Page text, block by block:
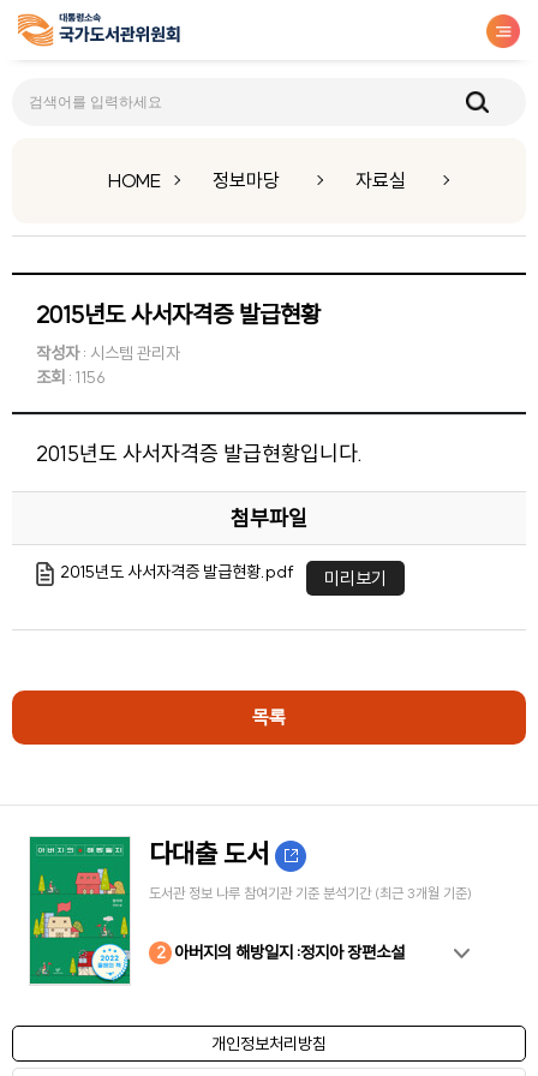
HOME 정보마당 자료실
2015년도 사서자격증 발급현황
작성자: 시스템 관리자
조회 : 1156
2015년도 사서자격증 발급현황입니다.
첨부파일
2015년도 사서자격증 발급현황.pdf 미리보기
목록
다대출 도서
도서관 정보 나루 참여기관 기준 분석기간 (최근 3개월 기준)
1
2 아버지의 해방일지 :정지아 장편소설
3
4
5
6
7
8
9
10
개인정보처리방침